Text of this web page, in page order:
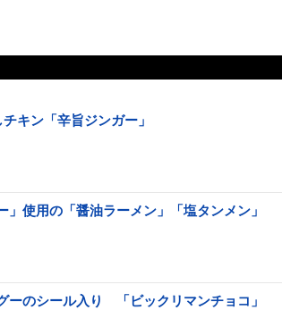
キン「辛旨ジンガー」
使用の「醤油ラーメン」「塩タンメン」
ーのシール入り 「ビックリマンチョコ」